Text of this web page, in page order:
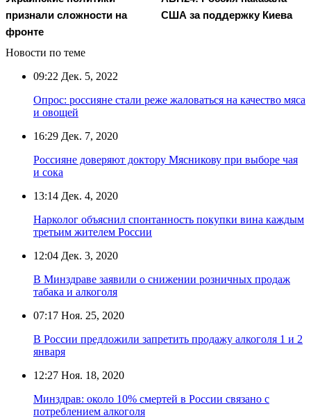
признали сложности на
фронте
США за поддержку Киева
Новости по теме
09:22 Дек. 5, 2022
Опрос: россияне стали реже жаловаться на качество мяса
и овощей
16:29 Дек. 7, 2020
Россияне доверяют доктору Мясникову при выборе чая
и сока
13:14 Дек. 4, 2020
Нарколог объяснил спонтанность покупки вина каждым
третьим жителем России
12:04 Дек. 3, 2020
В Минздраве заявили о снижении розничных продаж
табака и алкоголя
07:17 Ноя. 25, 2020
В России предложили запретить продажу алкоголя 1 и 2
января
12:27 Ноя. 18, 2020
Минздрав: около 10% смертей в России связано с
потреблением алкоголя